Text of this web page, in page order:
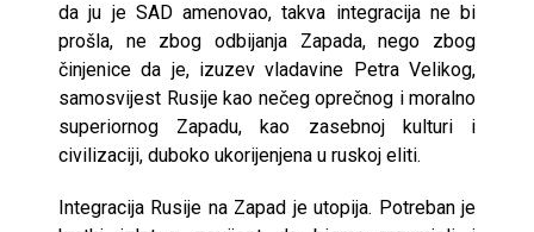
da ju je SAD amenovao, takva integracija ne bi
prošla, ne zbog odbijanja Zapada, nego zbog
činjenice da je, izuzev vladavine Petra Velikog,
samosvijest Rusije kao nečeg oprečnog i moralno
superiornog Zapadu, kao zasebnoj kulturi i
civilizaciji, duboko ukorijenjena u ruskoj eliti.
Integracija Rusije na Zapad je utopija. Potreban je